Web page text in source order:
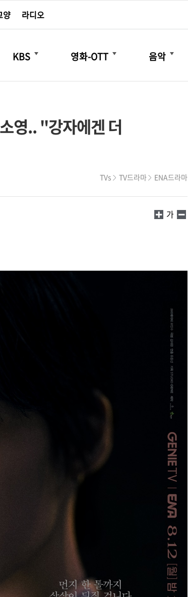
양 라디오
KBS
더보기
영화-OTT
더보기
음악
더보기
영.. "강자에겐 더
TVs TV드라마 ENA드라마
가